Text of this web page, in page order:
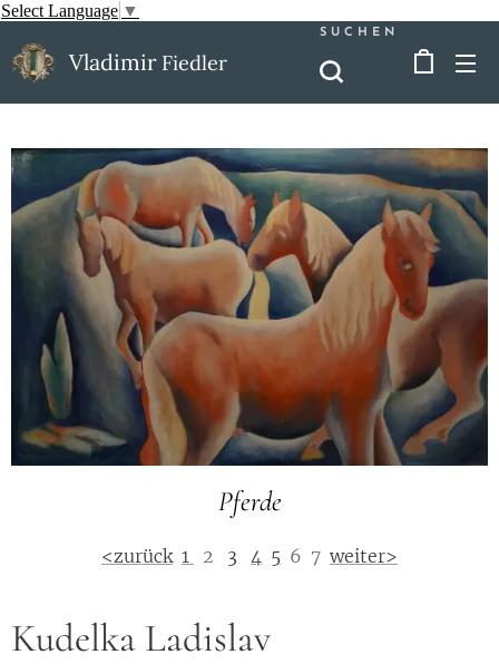
Select Language ▼
Vladimir Fiedler
SUCHEN
Pferde
<zurück 1 2 3 4 5 6 7 weiter>
Kudelka Ladislav